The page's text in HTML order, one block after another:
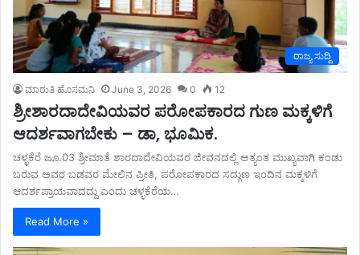
ರಾಜ್ಯ ಸುದ್ದಿ
ಮಾರುತಿ ಹೊಸಮನಿ June 3, 2026 0 12
ಶ್ರೀಶಾರದಾದೇವಿಯವರ ಪರೋಪಕಾರದ ಗುಣ ಮಕ್ಕಳಿಗೆ
ಆದರ್ಶವಾಗಬೇಕು – ಡಾ, ಭೂಮಿಕ.
ಚಳ್ಳಕೆರೆ ಜೂ.03 ಶ್ರೀಮಾತೆ ಶಾರದಾದೇವಿಯವರ ಜೀವನದಲ್ಲಿ ಅತ್ಯಂತ ಮುಖ್ಯವಾಗಿ ಕಂಡು
ಬರುವ ಅವರ ಬಡವರ ಮೇಲಿನ ಪ್ರೀತಿ, ಪರೋಪಕಾರದ ಸದ್ಗುಣ ಇಂದಿನ ಮಕ್ಕಳಿಗೆ
ಆದರ್ಶಪ್ರಾಯವಾದದ್ದು ಎಂದು ಚಳ್ಳಕೆರೆಯ…
Read More »